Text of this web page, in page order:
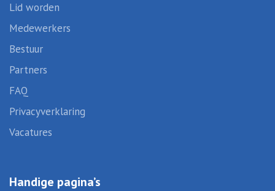
Lid worden
Medewerkers
Bestuur
Partners
FAQ
Privacyverklaring
Vacatures
Handige pagina’s